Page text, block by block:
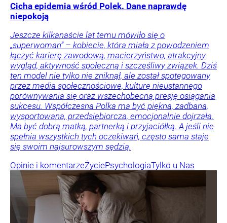
Cicha epidemia wśród Polek. Dane naprawdę
niepokoją
Jeszcze kilkanaście lat temu mówiło się o
„superwoman” – kobiecie, która miała z powodzeniem
łączyć karierę zawodową, macierzyństwo, atrakcyjny
wygląd, aktywność społeczną i szczęśliwy związek. Dziś
ten model nie tylko nie zniknął, ale został spotęgowany
przez media społecznościowe, kulturę nieustannego
porównywania się oraz wszechobecną presję osiągania
sukcesu. Współczesna Polka ma być piękna, zadbana,
wysportowana, przedsiębiorcza, emocjonalnie dojrzała.
Ma być dobrą matką, partnerką i przyjaciółką. A jeśli nie
spełnia wszystkich tych oczekiwań, często sama staje
się swoim najsurowszym sędzią.
Opinie i komentarzeŻyciePsychologiaTylko u Nas